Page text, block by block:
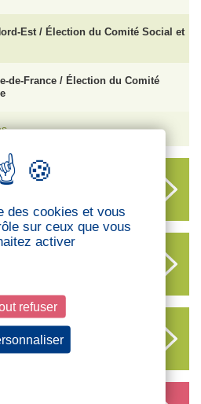
Est / Élection du Comité Social et
de-France / Élection du Comité
AUX NOUVEAUX
des cookies et vous
sur ceux que vous
activer
refuser